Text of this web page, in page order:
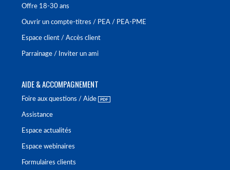
Offre 18-30 ans
Ouvrir un compte-titres / PEA / PEA-PME
Espace client / Accès client
Parrainage / Inviter un ami
AIDE & ACCOMPAGNEMENT
Foire aux questions / Aide
Assistance
Espace actualités
Espace webinaires
Formulaires clients